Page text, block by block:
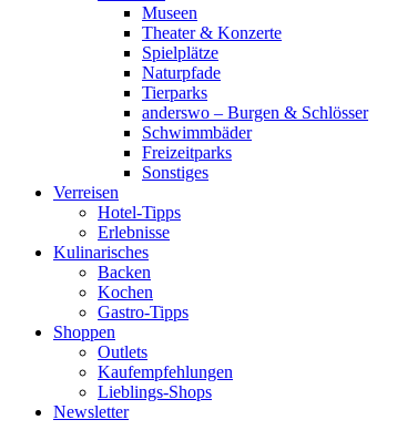
Museen
Theater & Konzerte
Spielplätze
Naturpfade
Tierparks
anderswo – Burgen & Schlösser
Schwimmbäder
Freizeitparks
Sonstiges
Verreisen
Hotel-Tipps
Erlebnisse
Kulinarisches
Backen
Kochen
Gastro-Tipps
Shoppen
Outlets
Kaufempfehlungen
Lieblings-Shops
Newsletter